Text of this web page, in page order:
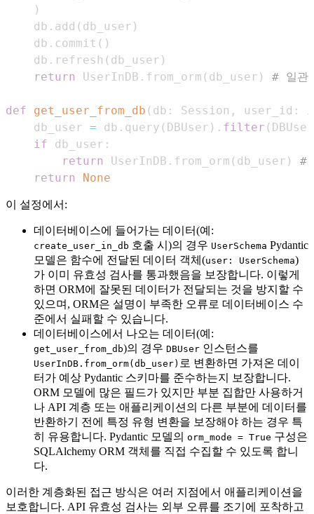
)
    db
. add ( db_user )
    db
. commit ( )
    db
. refresh ( db_user )
return
UserInDB . from_orm ( db_user ) # 일관
def get_user_from_db ( db : Session , user_id :
    db_user
= db . query ( DBUser ) . filter ( DBUser
if db_user :
return
UserInDB . from_orm ( db_user )
#
return
None
이 설정에서:
데이터베이스에 들어가는 데이터(예:
create_user_in_db 호출 시)의 경우 UserSchema Pydantic
모델은 함수에 전달된 데이터 객체(user: UserSchema)
가 이미 유효성 검사를 통과했음을 보장합니다. 이렇게
하면 ORM에 잘못된 데이터가 전달되는 것을 방지할 수
있으며, ORM은 설명이 부족한 오류로 데이터베이스 수
준에서 실패할 수 있습니다.
데이터베이스에서 나오는 데이터(예:
get_user_from_db)의 경우 DBUser 인스턴스를
UserInDB.from_orm(db_user) 로 변환하면 가져온 데이
터가 예상 Pydantic 스키마를 준수하는지 보장합니다.
ORM 모델에 많은 필드가 있지만 부분 집합만 사용하거
나 API 계층 또는 애플리케이션의 다른 부분에 데이터를
반환하기 전에 특정 유형 변환을 보장해야 하는 경우 특
히 유용합니다. Pydantic 모델의 orm_mode = True 구성은
SQLAlchemy ORM 객체를 직접 수집할 수 있도록 합니
다.
이러한 계층화된 접근 방식은 여러 지점에서 애플리케이션을
보호합니다. API 유효성 검사는 외부 오류를 조기에 포착하고